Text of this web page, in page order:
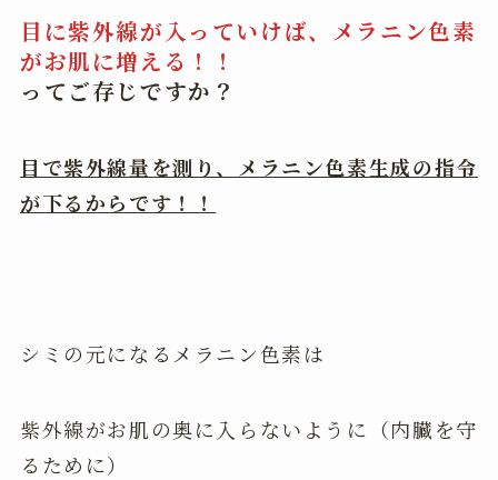
目に紫外線が入っていけば、メラニン色素
がお肌に増える！！
ってご存じですか？
目で紫外線量を測り、メラニン色素生成の指令
が下るからです！！
シミの元になるメラニン色素は
紫外線がお肌の奥に入らないように（内臓を守
るために）